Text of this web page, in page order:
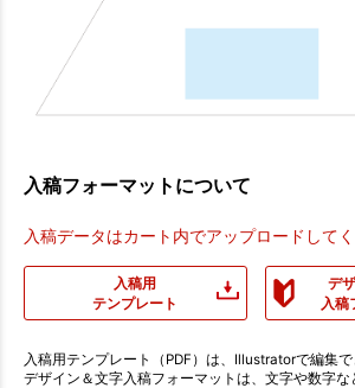
入稿フォーマットについて
入稿データはカート内でアップロードしてく
入稿用
テンプレート
デ
入稿
入稿用テンプレート（PDF）は、Illustratorで編集で
デザイン＆文字入稿フォーマットは、文字や数字